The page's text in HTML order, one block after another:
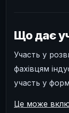
Що дає
Участь у
фахівцям
участь у
Це може